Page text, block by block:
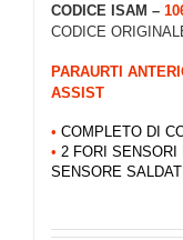
CODICE ISAM –
CODICE
PARAURTI
ASSIST
• COMPLETO DI
• 2 FORI SENSORI
SENSORE SALDATI